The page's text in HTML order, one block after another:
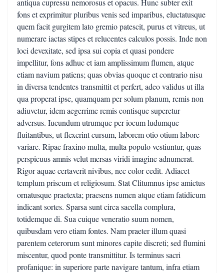
antiqua cupressu nemorosus et opacus. Hunc subter exit
fons et exprimitur pluribus venis sed imparibus, eluctatusque
quem facit gurgitem lato gremio patescit, purus et vitreus, ut
numerare iactas stipes et relucentes calculos possis. Inde non
loci devexitate, sed ipsa sui copia et quasi pondere
impellitur, fons adhuc et iam amplissimum flumen, atque
etiam navium patiens; quas obvias quoque et contrario nisu
in diversa tendentes transmittit et perfert, adeo validus ut illa
qua properat ipse, quamquam per solum planum, remis non
adiuvetur, idem aegerrime remis contisque superetur
adversus. Iucundum utrumque per iocum ludumque
fluitantibus, ut flexerint cursum, laborem otio otium labore
variare. Ripae fraxino multa, multa populo vestiuntur, quas
perspicuus amnis velut mersas viridi imagine adnumerat.
Rigor aquae certaverit nivibus, nec color cedit. Adiacet
templum priscum et religiosum. Stat Clitumnus ipse amictus
ornatusque praetexta; praesens numen atque etiam fatidicum
indicant sortes. Sparsa sunt circa sacella complura,
totidemque di. Sua cuique veneratio suum nomen,
quibusdam vero etiam fontes. Nam praeter illum quasi
parentem ceterorum sunt minores capite discreti; sed flumini
miscentur, quod ponte transmittitur. Is terminus sacri
profanique: in superiore parte navigare tantum, infra etiam